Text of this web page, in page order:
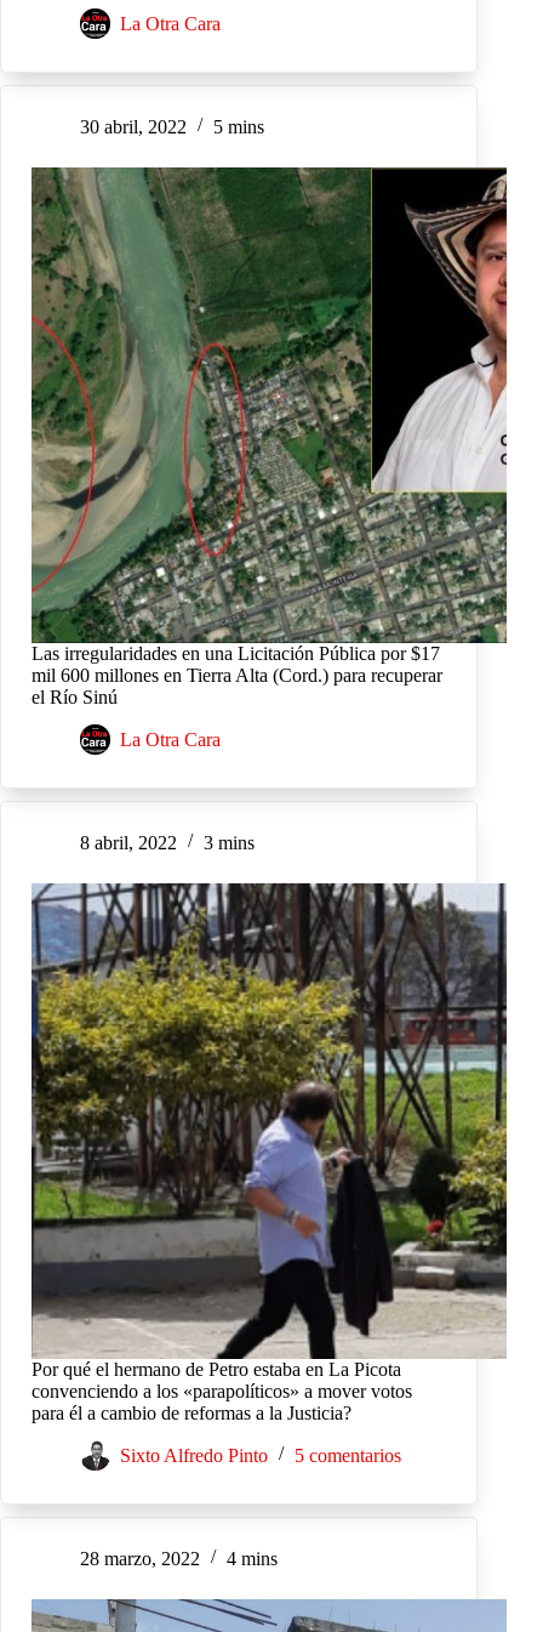
La Otra Cara
30 abril, 2022 5 mins
Las irregularidades en una Licitación Pública por $17
mil 600 millones en Tierra Alta (Cord.) para recuperar
el Río Sinú
La Otra Cara
8 abril, 2022 3 mins
Por qué el hermano de Petro estaba en La Picota
convenciendo a los «parapolíticos» a mover votos
para él a cambio de reformas a la Justicia?
Sixto Alfredo Pinto 5 comentarios
28 marzo, 2022 4 mins